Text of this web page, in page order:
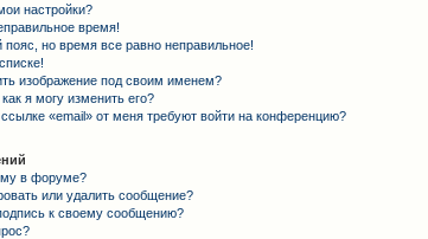
настройки?
время!
но время все равно неправильное!
изображение под своим именем?
я могу изменить его?
«email» от меня требуют войти на конференцию?
в форуме?
или удалить сообщение?
к своему сообщению?